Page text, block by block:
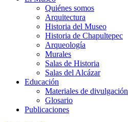
Quiénes somos
Arquitectura
Historia del Museo
Historia de Chapultepec
Arqueología
Murales
Salas de Historia
Salas del Alcázar
Educación
Materiales de divulgación
Glosario
Publicaciones